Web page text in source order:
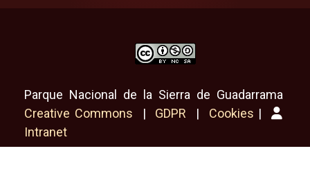
Parque Nacional de la Sierra de Guadarrama
Creative Commons | GDPR | Cookies |
Intranet